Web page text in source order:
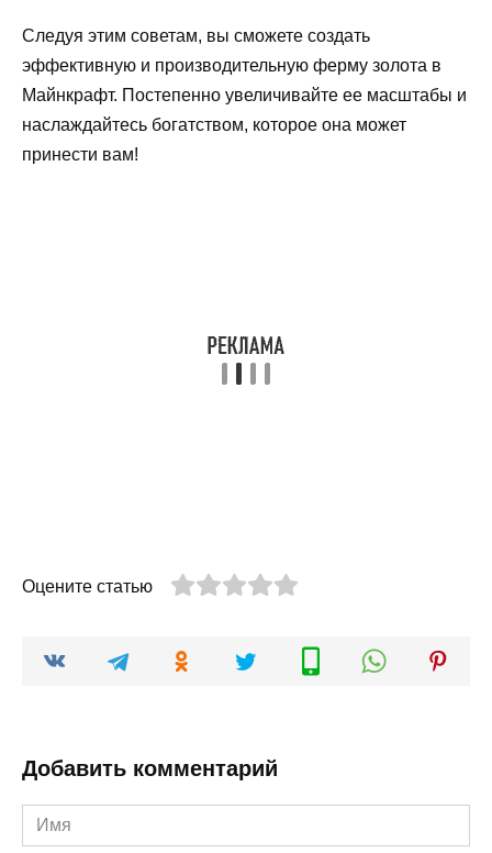
Следуя этим советам, вы сможете создать
эффективную и производительную ферму золота в
Майнкрафт. Постепенно увеличивайте ее масштабы и
наслаждайтесь богатством, которое она может
принести вам!
Оцените статью
Добавить комментарий
Имя
*